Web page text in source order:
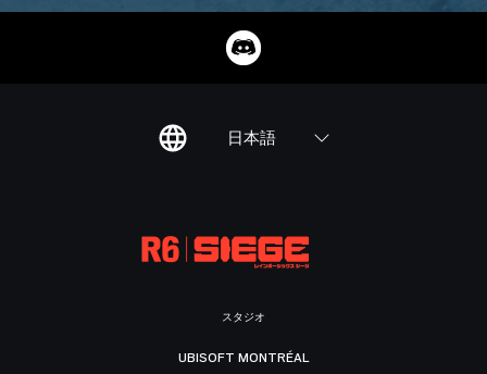
日本語
スタジオ
UBISOFT MONTRÉAL